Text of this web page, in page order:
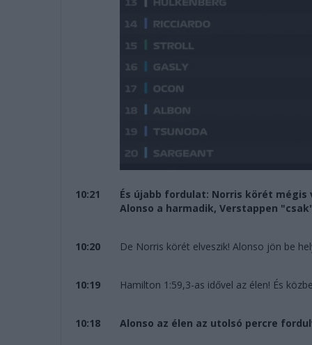
10:21
És újabb fordulat: Norris körét
Alonso a harmadik, Verstappen
10:20 De Norris körét elveszik! Alonso jön be
10:19 Hamilton 1:59,3-as idővel az élen! És
10:18 Alonso az élen az utolsó percre